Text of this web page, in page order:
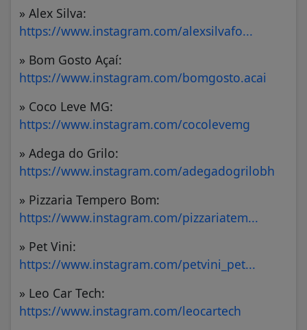
» Alex Silva:
https://www.instagram.com/alexsilvafo...
» Bom Gosto Açaí:
https://www.instagram.com/bomgosto.acai
» Coco Leve MG:
https://www.instagram.com/cocolevemg
» Adega do Grilo:
https://www.instagram.com/adegadogrilobh
» Pizzaria Tempero Bom:
https://www.instagram.com/pizzariatem...
» Pet Vini:
https://www.instagram.com/petvini_pet...
» Leo Car Tech:
https://www.instagram.com/leocartech